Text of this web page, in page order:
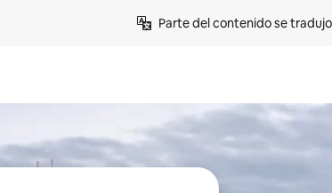
Parte del contenido se